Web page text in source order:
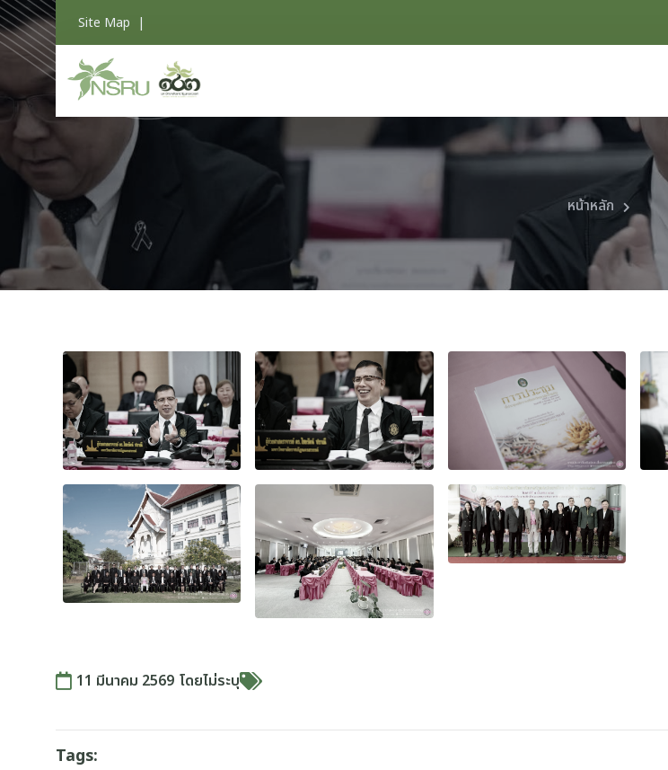
Site Map |
หน้าหลัก
11 มีนาคม 2569 โดยไม่ระบุ
Tags: